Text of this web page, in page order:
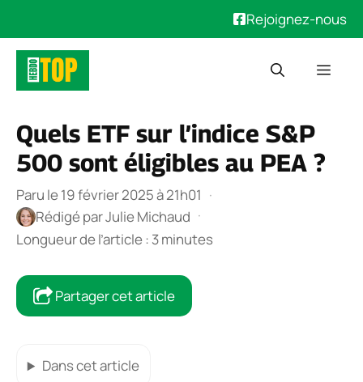
Rejoignez-nous
Aller
contenu
Quels ETF sur l’indice S&P
500 sont éligibles au PEA ?
Paru le 19 février 2025 à 21h01 ·
Rédigé parJulie Michaud ·
Longueur de l’article : 3 minutes
Partager cet article
Dans cet article